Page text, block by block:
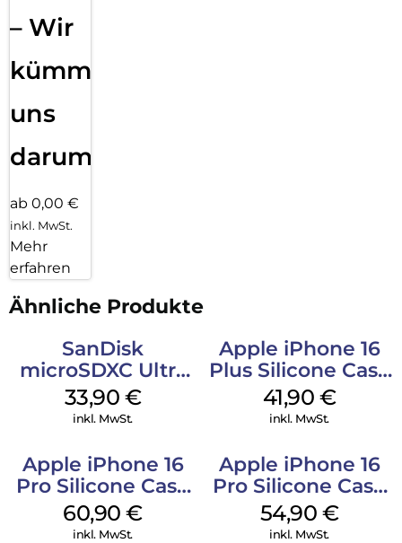
– Wir
kümmern
uns
darum!
ab 0,00 €
inkl. MwSt.
Mehr
erfahren
Ähnliche Produkte
SanDisk
microSDXC Ultra
128 GB + Adapter
Mobile
33,90 €
inkl. MwSt.
Apple iPhone 16
Plus Silicone Case
MagSafe Stone
Gray
41,90 €
inkl. MwSt.
Apple iPhone 16
Pro Silicone Case
MagSafe Stone
Gray
60,90€
inkl. MwSt.
Apple iPhone 16
Pro Silicone Case
MagSafe Black
54,90 €
inkl. MwSt.